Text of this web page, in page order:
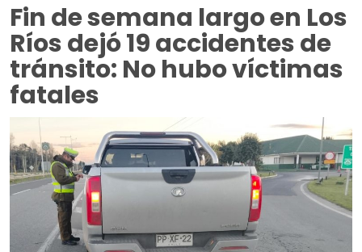
Fin de semana largo en Los
Ríos dejó 19 accidentes de
tránsito: No hubo víctimas
fatales